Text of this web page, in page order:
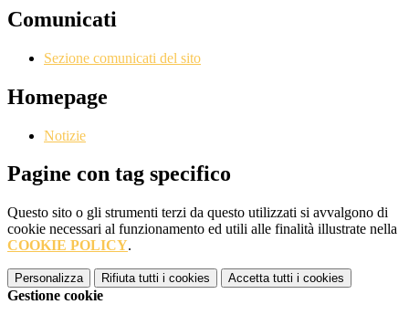
Comunicati
Sezione comunicati del sito
Homepage
Notizie
Pagine con tag specifico
Questo sito o gli strumenti terzi da questo utilizzati si avvalgono di
cookie necessari al funzionamento ed utili alle finalità illustrate nella
COOKIE POLICY.
Personalizza Rifiuta tutti i cookies Accetta tutti i cookies
Gestione cookie